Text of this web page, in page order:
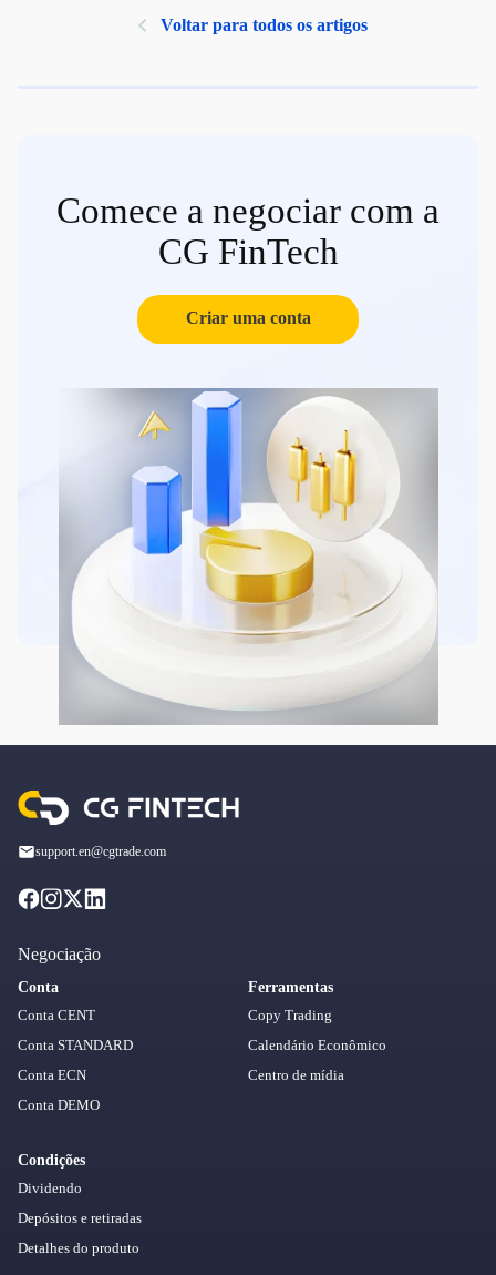
Voltar para todos os artigos
Comece a negociar com a
CG FinTech
Criar uma conta
support.en@cgtrade.com
Negociação
Conta
Conta CENT
Conta STANDARD
Conta ECN
Conta DEMO
Condições
Dividendo
Depósitos e retiradas
Detalhes do produto
Ferramentas
Copy Trading
Calendário Econômico
Centro de mídia